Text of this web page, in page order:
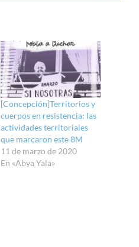
[Concepción]Territorios y
cuerpos en resistencia: las
actividades territoriales
que marcaron este 8M
11 de marzo de 2020
En «Abya Yala»